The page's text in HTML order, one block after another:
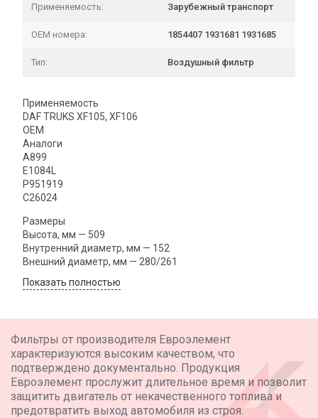
Применяемость: Зарубежный транспорт
OEM номера: 1854407 1931681 1931685
Тип: Воздушный фильтр
Применяемость
DAF TRUKS XF105, XF106
OEM
Аналоги
A899
E1084L
P951919
C26024
Размеры
Высота, мм — 509
Внутренний диаметр, мм — 152
Внешний диаметр, мм — 280/261
Показать полностью
Фильтры от производителя Евроэлемент
характеризуются высоким качеством, что
подтверждено документально. Продукция
Евроэлемент прослужит длительное время и позволит
защитить двигатель от некачественного топлива и
предотвратить выход автомобиля из строя.